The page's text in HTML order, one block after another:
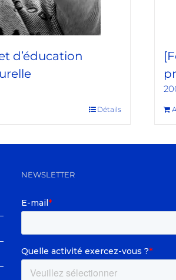
d’éducation
Détails
NEWSLETTER